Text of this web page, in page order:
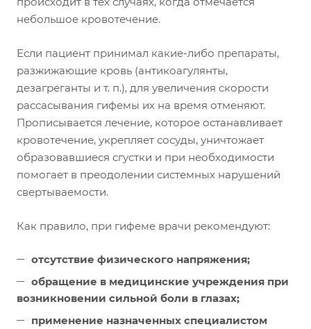
небольшое кровотечение.
Если пациент принимал какие-либо препараты,
разжижающие кровь (антикоагулянты,
дезагреганты и т. п.), для увеличения скорости
рассасывания гифемы их на время отменяют.
Прописывается лечение, которое останавливает
кровотечение, укрепляет сосуды, уничтожает
образовавшиеся сгустки и при необходимости
помогает в преодолении системных нарушений
свертываемости.
Как правило, при гифеме врачи рекомендуют:
отсутствие физического напряжения;
обращение в медицинские учреждения при
возникновении сильной боли в глазах;
применение назначенных специалистом